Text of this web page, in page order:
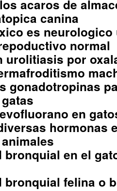
acaros de
canina
es
normal
urolitiasis por
gonadotropinas
en
hormonas
bronquial en el
bronquial felina o